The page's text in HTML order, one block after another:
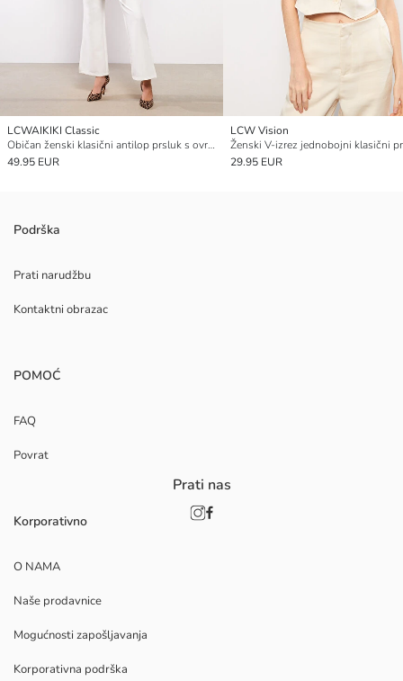
LCWAIKIKI Classic
Običan ženski klasični antilop prsluk s ovratnikom jakne
49.95 EUR
LCW Vision
Ženski V-izrez jednobojni klasični
29.95 EUR
Podrška
Prati narudžbu
Kontaktni obrazac
POMOĆ
FAQ
Povrat
Korporativno
O NAMA
Naše prodavnice
Mogućnosti zapošljavanja
Korporativna podrška
Prati nas